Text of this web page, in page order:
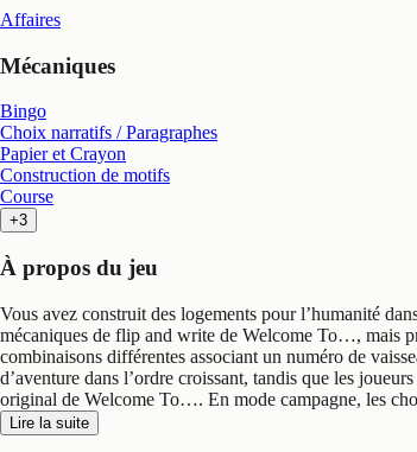
Affaires
Mécaniques
Bingo
Choix narratifs / Paragraphes
Papier et Crayon
Construction de motifs
Course
+3
À propos du jeu
Vous avez construit des logements pour l’humanité
mécaniques de flip and write de Welcome To…, mais
combinaisons différentes associant un numéro de
d’aventure dans l’ordre croissant, tandis que les
original de Welcome To…. En mode campagne, les
Lire la suite